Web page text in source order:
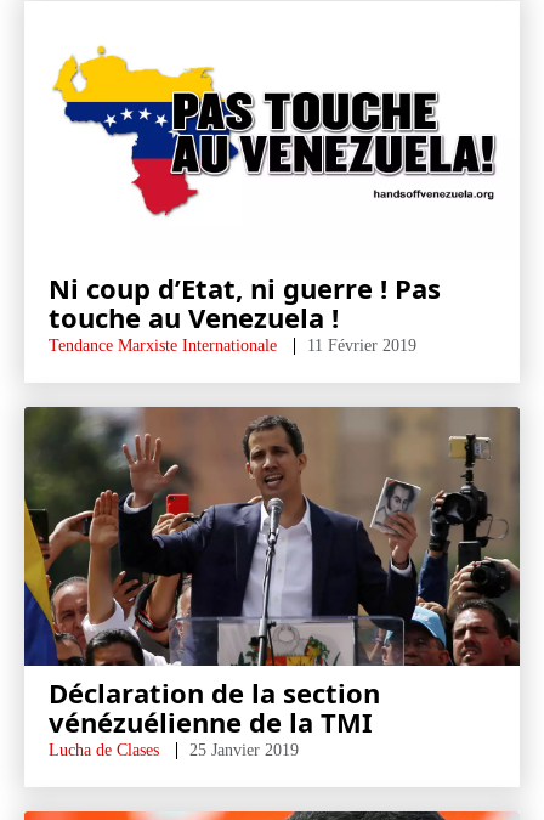
Ni coup d’Etat, ni guerre ! Pas
touche au Venezuela !
Tendance Marxiste Internationale 11 Février 2019
Déclaration de la section
vénézuélienne de la TMI
Lucha de Clases 25 Janvier 2019